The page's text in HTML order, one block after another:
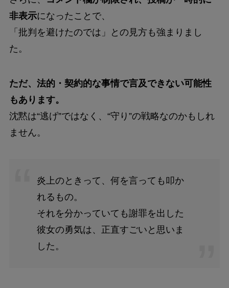
非表示になったことで、
「批判を避けたのでは」との見方も強まりまし
た。
ただ、法的・契約的な事情で言及できない可能性
もあります。
沈黙は“逃げ”ではなく、“守り”の戦略なのかもしれ
ません。
炎上のときって、何を言っても叩か
れるもの。
それを分かっていても謝罪を出した
彼女の勇気は、正直すごいと思いま
した。